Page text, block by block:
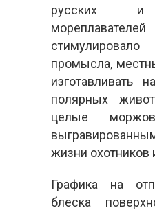
русских и
промысла,
изготавливать
полярных
целые
жизни охотников
Графика на
блеска